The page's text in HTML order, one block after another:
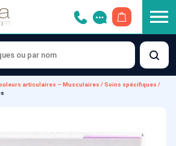
articulaires – Musculaires /Soins spécifiques /